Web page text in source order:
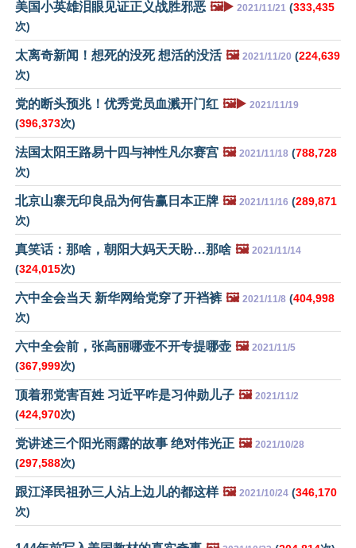
美国小英雄泪眼见证正义战胜邪恶 🖼️▶️ 2021/11/21 (333,435
次)
太离奇新闻！想死的没死 想活的没活 🖼️ 2021/11/20 (224,639
次)
党的断头预兆！优秀党员血溅开门红 🖼️▶️ 2021/11/19
(396,373次)
法国太阳王路易十四与神性凡尔赛宫 🖼️ 2021/11/18 (788,728
次)
北京山寨无印良品为何告赢日本正牌 🖼️ 2021/11/16 (289,871
次)
真笑话：那啥，朝阳大妈天天盼…那啥 🖼️ 2021/11/14
(324,015次)
六中全会当天 新华网给党穿了开裆裤 🖼️ 2021/11/8 (404,998
次)
六中全会前，张高丽哪壶不开专提哪壶 🖼️ 2021/11/5
(367,999次)
顶着邪党害百姓 习近平咋是习仲勋儿子 🖼️ 2021/11/2
(424,970次)
党讲述三个阳光雨露的故事 绝对伟光正 🖼️ 2021/10/28
(297,588次)
跟江泽民祖孙三人沾上边儿的都这样 🖼️ 2021/10/24 (346,170
次)